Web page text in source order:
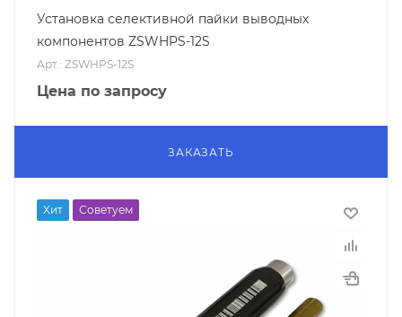
Установка селективной пайки выводных
компонентов ZSWHPS-12S
Арт.: ZSWHPS-12S
Цена по запросу
ЗАКАЗАТЬ
Хит Советуем